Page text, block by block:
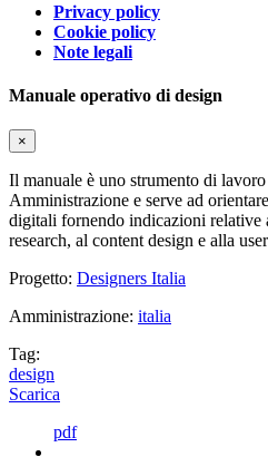
Privacy policy
Cookie policy
Note legali
Manuale operativo di design
×
Il manuale è uno strumento di
Amministrazione e serve ad
digitali fornendo indicazioni relative
research, al content design e alla
Progetto: Designers Italia
Amministrazione: italia
Tag:
design
Scarica
pdf